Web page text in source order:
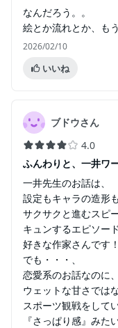
なんだろう。。
絵とか流れとか、も
2026/02/10
いいね
ブドウさん
4.0
ふんわりと、一井ワ
一井先生のお話は、
設定もキャラの造形
サクサクと進むスピ
キュンするエピソー
好きな作家さんです！
でも・・・、
恋愛系のお話なのに
ウェットな甘さではな
スポーツ観戦をして
『さっぱり感』みた